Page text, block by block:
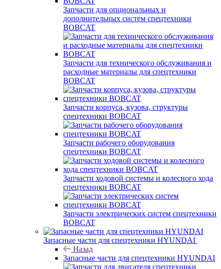
Запчасти для опциональных и
дополнительных систем спецтехники
BOBCAT
Запчасти для технического обслуживания и
расходные материалы для спецтехники
BOBCAT
Запчасти корпуса, кузова, структуры
спецтехники BOBCAT
Запчасти рабочего оборудования
спецтехники BOBCAT
Запчасти ходовой системы и колесного хода
спецтехники BOBCAT
Запчасти электрических систем спецтехники
BOBCAT
Запасные части для спецтехники HYUNDAI
Назад
Запасные части для спецтехники HYUNDAI